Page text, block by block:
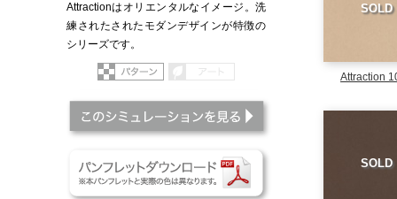
SOLD
Attraction
SOLD
Attractionはオリエンタルなイメージ。洗
練されたされたモダンデザインが特徴の
シリーズです。
パターン